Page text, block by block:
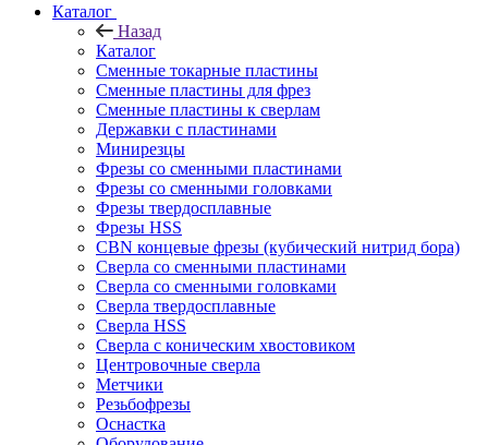
Каталог
Назад
Каталог
Сменные токарные пластины
Сменные пластины для фрез
Сменные пластины к сверлам
Державки с пластинами
Минирезцы
Фрезы со сменными пластинами
Фрезы со сменными головками
Фрезы твердосплавные
Фрезы HSS
CBN концевые фрезы (кубический нитрид бора)
Сверла со сменными пластинами
Сверла со сменными головками
Сверла твердосплавные
Сверла HSS
Сверла с коническим хвостовиком
Центровочные сверла
Метчики
Резьбофрезы
Оснастка